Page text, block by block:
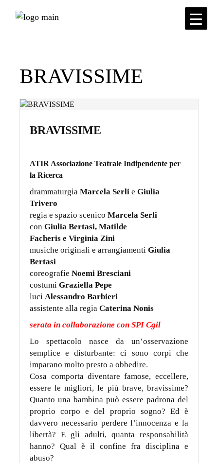
BRAVISSIME
BRAVISSIME
ATIR Associazione Teatrale Indipendente per
la Ricerca
drammaturgiaMarcela Serli eGiulia
Trivero
regia e spazio scenicoMarcela Serli
conGiulia Bertasi, Matilde
Facheris e Virginia Zini
musiche originali e arrangiamentiGiulia
Bertasi
coreografieNoemi Bresciani
costumiGraziella Pepe
luciAlessandro Barbieri
assistente alla regiaCaterina Nonis
serata in collaborazione con SPI Cgil
Lo spettacolo nasce da un’osservazione
semplice e disturbante: ci sono corpi che
imparano molto presto a obbedire.
Cosa comporta diventare famose, eccellere,
essere le migliori, le più brave, bravissime?
Quanto una bambina può essere padrona del
proprio corpo e del proprio sogno? Ed è
davvero necessario perdere l’innocenza e la
libertà? E gli adulti, quanta responsabilità
hanno? Qual è il confine fra disciplina e
abuso?